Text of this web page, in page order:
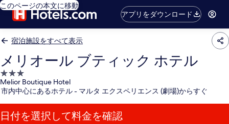
このページの本文に移動
アプリをダウンロード
宿泊施設をすべて表示
メリオール ブティック ホテル
3.0
つ
星
宿
泊
Melior Boutique Hotel
市内中心にあるホテル - マルタ エクスペリエンス (劇場)からすぐ
日付を選択して料金を確認